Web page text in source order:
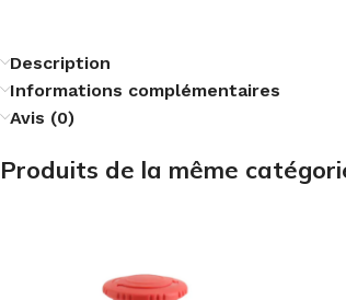
Description
Informations complémentaires
Avis (0)
Produits de la même